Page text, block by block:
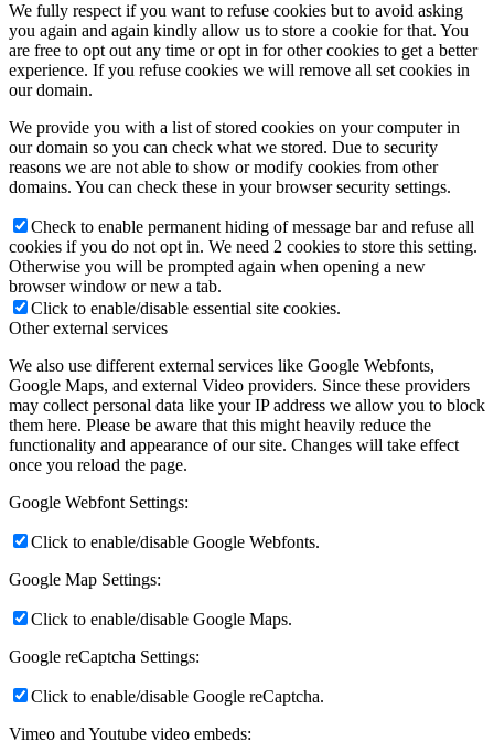
We fully respect if you want to refuse cookies but to avoid asking
you again and again kindly allow us to store a cookie for that. You
are free to opt out any time or opt in for other cookies to get a better
experience. If you refuse cookies we will remove all set cookies in
our domain.
We provide you with a list of stored cookies on your computer in
our domain so you can check what we stored. Due to security
reasons we are not able to show or modify cookies from other
domains. You can check these in your browser security settings.
Check to enable permanent hiding of message bar and refuse all
cookies if you do not opt in. We need 2 cookies to store this setting.
Otherwise you will be prompted again when opening a new
browser window or new a tab.
Click to enable/disable essential site cookies.
Other external services
We also use different external services like Google Webfonts,
Google Maps, and external Video providers. Since these providers
may collect personal data like your IP address we allow you to block
them here. Please be aware that this might heavily reduce the
functionality and appearance of our site. Changes will take effect
once you reload the page.
Google Webfont Settings:
Click to enable/disable Google Webfonts.
Google Map Settings:
Click to enable/disable Google Maps.
Google reCaptcha Settings:
Click to enable/disable Google reCaptcha.
Vimeo and Youtube video embeds: